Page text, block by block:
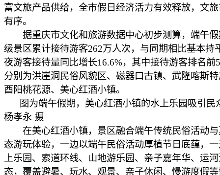
富文旅产品供给，全市假日经济活力有效释放，文
有序。
据重庆市文化和旅游数据中心初步测算，端午假
级景区累计接待游客262万人次，与同期相比基本持
夜游客接待量同比增长16.6%，其中接待游客排名前
分别为洪崖洞民俗风貌区、磁器口古镇、武隆喀斯
酉阳桃花源、美心红酒小镇。
图为端午假期，美心红酒小镇的水上乐园吸引民
杨孝永 摄
在美心红酒小镇，景区融合端午传统民俗活动与
态游玩体验，一边以端午民俗活动厚植节日底蕴，
上乐园、索道环线、山地游乐园、亲子嘉年华、运
态，覆盖避暑、玩水、观景、亲子休闲、慢游度假